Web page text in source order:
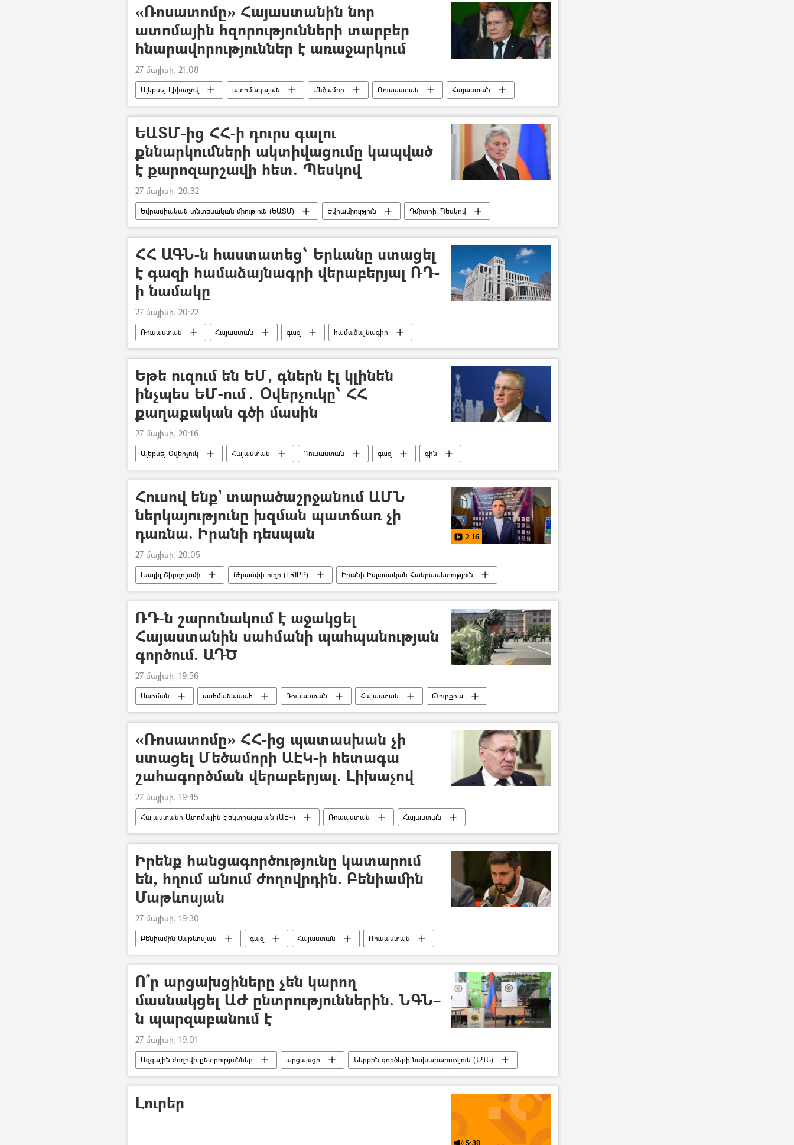
«Ռոսատոմը» Հայաստանին նոր
ատոմային հզորությունների տարբեր
հնարավորություններ է առաջարկում
27 մայիսի, 21:08
Ալեքսեյ Լիխաչով ատոմակայան Մեծամոր Ռուսաստան Հայաստան
ԵԱՏՄ-ից ՀՀ-ի դուրս գալու
քննարկումների ակտիվացումը կապված
է քարոզարշավի հետ. Պեսկով
27 մայիսի, 20:32
Եվրասիական տնտեսական միություն (ԵԱՏՄ) Եվրամիություն
Դմիտրի Պեսկով
Հայաստան
Ռուսաստան
ՀՀ ԱԳՆ-ն հաստատեց՝ Երևանը ստացել
է գազի համաձայնագրի վերաբերյալ ՌԴ-
ի նամակը
27 մայիսի, 20:22
Ռուսաստան Հայաստան գազ
համաձայնագիր
Արտաքին գործերի նախարարություն (ԱԳՆ)
ՀՀ ՏԿԵՆ (ՀՀ տարածքային կառավարման և ենթակառուցվածքների նախարարություն)
Եթե ուզում են ԵՄ, գներն էլ կլինեն
ինչպես ԵՄ-ում․ Օվերչուկը՝ ՀՀ
քաղաքական գծի մասին
27 մայիսի, 20:16
Ալեքսեյ Օվերչուկ Հայաստան Ռուսաստան գազ
գին
Եվրասիական տնտեսական միություն (ԵԱՏՄ)
Հայաստան և ԵԱՏՄ Եվրամիություն
Հուսով ենք` տարածաշրջանում ԱՄՆ
ներկայությունը խզման պատճառ չի
դառնա. Իրանի դեսպան
2:16
27 մայիսի, 20:05
Խալիլ Շիրղոլամի Թրամփի ուղի (TRIPP)
Իրանի Իսլամական Հանրապետություն
ԱՄՆ
Հայաստան
ՌԴ-ն շարունակում է աջակցել
Հայաստանին սահմանի պահպանության
գործում. ԱԴԾ
27 մայիսի, 19:56
Սահման սահմանապահ Ռուսաստան Հայաստան
Թուրքիա
Իրանի Իսլամական Հանրապետություն
«Զվարթնոց» օդանավակայան
«Ռոսատոմը» ՀՀ-ից պատասխան չի
ստացել Մեծամորի ԱԷԿ-ի հետագա
շահագործման վերաբերյալ. Լիխաչով
27 մայիսի, 19:45
Հայաստանի Ատոմային էլեկտրակայան (ԱԷԿ) Ռուսաստան
Հայաստան
Ալեքսեյ Լիխաչով
Իրենք հանցագործությունը կատարում
են, հղում անում ժողովրդին. Բենիամին
Մաթևոսյան
27 մայիսի, 19:30
Բենիամին Մաթևոսյան գազ Հայաստան
Ռուսաստան
Նիկոլ Փաշինյան
Ո՞ր արցախցիները չեն կարող
մասնակցել ԱԺ ընտրություններին. ՆԳՆ–
ն պարզաբանում է
27 մայիսի, 19:01
Ազգային ժողովի ընտրություններ արցախցի Ներքին գործերի նախարարություն (ՆԳՆ)
Լուրեր